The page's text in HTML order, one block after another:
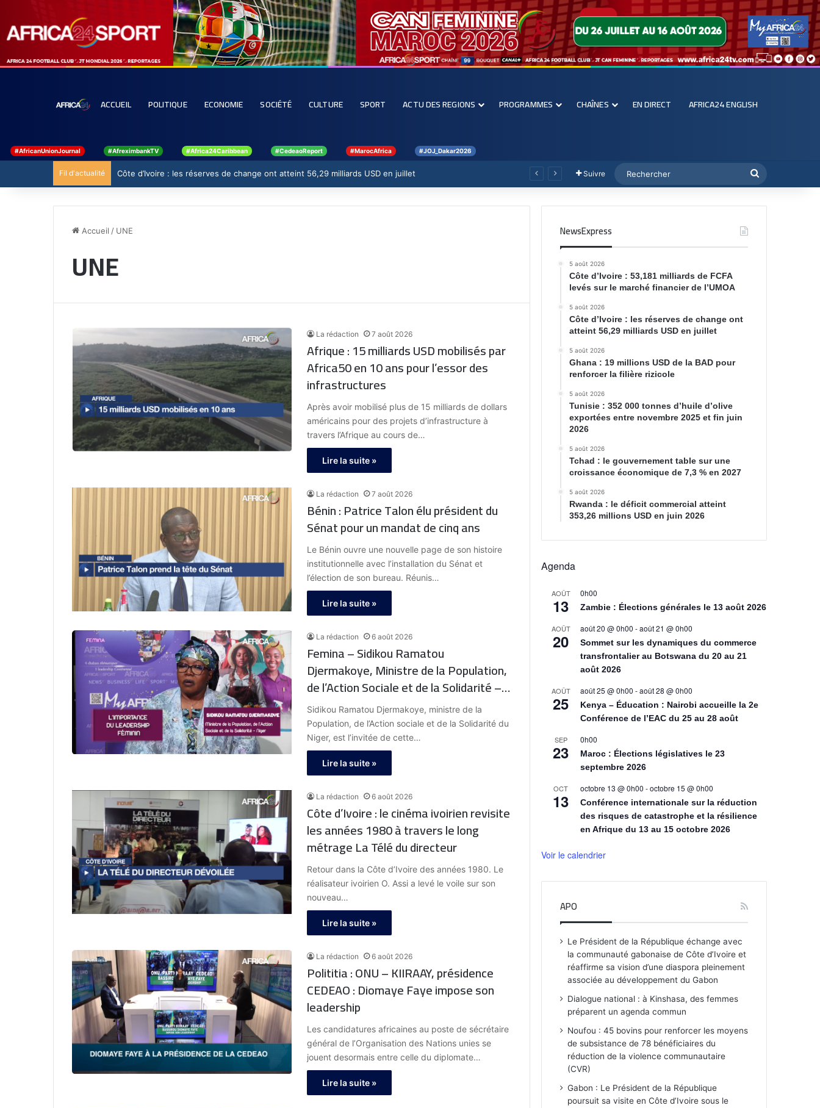
ACCUEIL POLITIQUE ECONOMIE SOCIÉTÉ CULTURE SPORT ACTU DES REGIONS PROGRAMMES CHAÎNES EN DIRECT AFRICA24 ENGLISH
#AfricanUnionJournal #AfreximbankTV #Africa24Caribbean #CedeaoReport #MarocAfrica #JOJ_Dakar2026
Fil d'actualité Côte d’Ivoire : les réserves de change ont atteint 56,29 milliards USD en juillet Suivre
Accueil / UNE
UNE
La rédaction 7 août 2026
Afrique : 15 milliards USD mobilisés par
Africa50 en 10 ans pour l’essor des
infrastructures
Après avoir mobilisé plus de 15 milliards de dollars
américains pour des projets d’infrastructure à
travers l’Afrique au cours de…
Lire la suite »
La rédaction 7 août 2026
Bénin : Patrice Talon élu président du
Sénat pour un mandat de cinq ans
Le Bénin ouvre une nouvelle page de son histoire
institutionnelle avec l’installation du Sénat et
l’élection de son bureau. Réunis…
Lire la suite »
La rédaction 6 août 2026
Femina – Sidikou Ramatou
Djermakoye, Ministre de la Population,
de l’Action Sociale et de la Solidarité –
Niger : « Pour construire une société
meilleure, nous devons investir
davantage dans la formation et
l’accompagnement des femmes, afin
de leur donner les outils nécessaires
pour s’affirmer, contribuer pleinement
au développement et participer aux
transformations de notre société. »
Sidikou Ramatou Djermakoye, ministre de la
Population, de l’Action sociale et de la Solidarité du
Niger, est l’invitée de cette…
Lire la suite »
La rédaction 6 août 2026
Côte d’Ivoire : le cinéma ivoirien revisite
les années 1980 à travers le long
métrage La Télé du directeur
Retour dans la Côte d’Ivoire des années 1980. Le
réalisateur ivoirien O. Assi a levé le voile sur son
nouveau…
Lire la suite »
La rédaction 6 août 2026
Polititia : ONU – KIIRAAY, présidence
CEDEAO : Diomaye Faye impose son
leadership
Les candidatures africaines au poste de sécrétaire
général de l’Organisation des Nations unies se
jouent desormais entre celle du diplomate…
Lire la suite »
NewsExpress
5 août 2026
Côte d’Ivoire : 53,181 milliards de FCFA
levés sur le marché financier de l’UMOA
5 août 2026
Côte d’Ivoire : les réserves de change ont
atteint 56,29 milliards USD en juillet
5 août 2026
Ghana : 19 millions USD de la BAD pour
renforcer la filière rizicole
5 août 2026
Tunisie : 352 000 tonnes d’huile d’olive
exportées entre novembre 2025 et fin juin
2026
5 août 2026
Tchad : le gouvernement table sur une
croissance économique de 7,3 % en 2027
5 août 2026
Rwanda : le déficit commercial atteint
353,26 millions USD en juin 2026
Agenda
AOÛT
13
0h00
Zambie : Élections générales le 13 août 2026
AOÛT
20
août 20 @ 0h00 -août 21 @ 0h00
Sommet sur les dynamiques du commerce
transfrontalier au Botswana du 20 au 21
août 2026
AOÛT
25
août 25 @ 0h00 -août 28 @ 0h00
Kenya – Éducation : Nairobi accueille la 2e
Conférence de l’EAC du 25 au 28 août
SEP
23
0h00
Maroc : Élections législatives le 23
septembre 2026
OCT
13
octobre 13 @ 0h00 -octobre 15 @ 0h00
Conférence internationale sur la réduction
des risques de catastrophe et la résilience
en Afrique du 13 au 15 octobre 2026
Voir le calendrier
APO
Le Président de la République échange avec
la communauté gabonaise de Côte d’Ivoire et
réaffirme sa vision d’une diaspora pleinement
associée au développement du Gabon
Dialogue national : à Kinshasa, des femmes
préparent un agenda commun
Noufou : 45 bovins pour renforcer les moyens
de subsistance de 78 bénéficiaires du
réduction de la violence communautaire
(CVR)
Gabon : Le Président de la République
poursuit sa visite en Côte d’Ivoire sous le